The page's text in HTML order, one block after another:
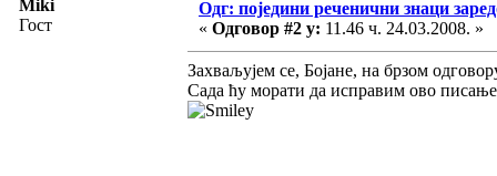
Miki
Гост
Одг: поједини реченични знаци
« Одговор #2 у: 11.46 ч. 24.03.2008. »
Захваљујем се, Бојане, на брзом
Сада ћу морати да исправим ово